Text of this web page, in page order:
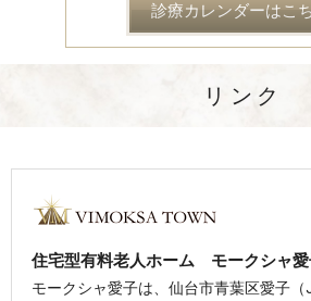
診療カレンダーはこ
リンク
住宅型有料老人ホーム モークシャ
モークシャ愛子は、仙台市青葉区愛子（